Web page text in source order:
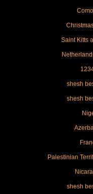
Saint Kitts
shesh
shesh
Palestinian
shesh